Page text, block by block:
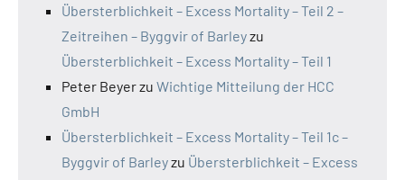
Übersterblichkeit – Excess Mortality – Teil 2 –
Zeitreihen – Byggvir of Barleyzu
Übersterblichkeit – Excess Mortality – Teil 1
Peter Beyerzu Wichtige Mitteilung der HCC
GmbH
Übersterblichkeit – Excess Mortality – Teil 1c –
Byggvir of Barleyzu Übersterblichkeit – Excess